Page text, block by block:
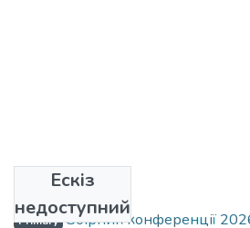
Ескіз
недоступний
Файли
Primary Збірник конференції